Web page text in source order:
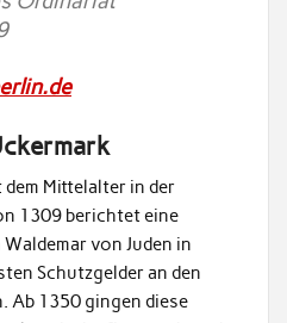
dem Mittelalter in der
1309 berichtet eine
von Juden in
Schutzgelder an den
Ab 1350 gingen diese